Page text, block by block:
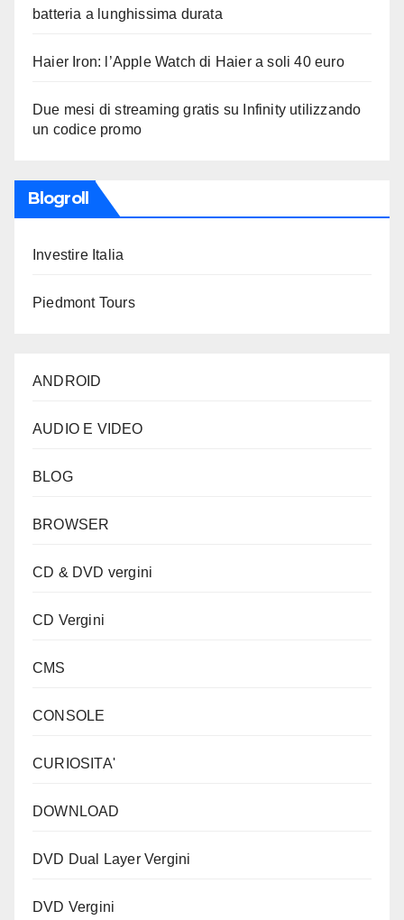
batteria a lunghissima durata
Haier Iron: l’Apple Watch di Haier a soli 40 euro
Due mesi di streaming gratis su Infinity utilizzando
un codice promo
Blogroll
Investire Italia
Piedmont Tours
ANDROID
AUDIO E VIDEO
BLOG
BROWSER
CD & DVD vergini
CD Vergini
CMS
CONSOLE
CURIOSITA'
DOWNLOAD
DVD Dual Layer Vergini
DVD Vergini